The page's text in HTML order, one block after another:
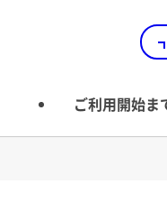
ご利用開始ま